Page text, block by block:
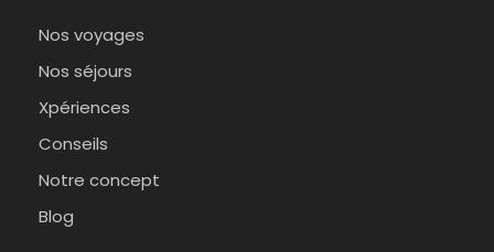
Nos voyages
Nos séjours
Xpériences
Conseils
Notre concept
Blog